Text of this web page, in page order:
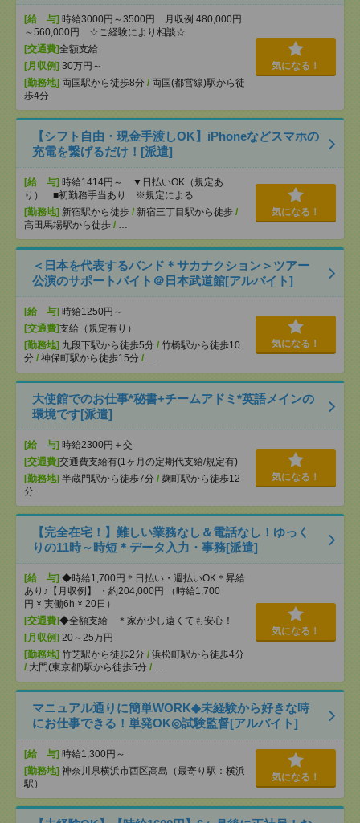
[給 与] 時給3000円～3500円 月収例 480,000円
～560,000円 ☆ご経験により相談☆
[交通費]全額支給
[月収例] 30万円～
[勤務地] 両国駅から徒歩8分 / 両国(都営線)駅から徒
歩4分
気になる！
【シフト自由・現金手渡しOK】iPhoneなどスマホの
充電を繋げるだけ！[派遣]
[給 与] 時給1414円～ ▼日払いOK（規定あ
り） ■初勤務手当あり ※規定による
[勤務地] 新宿駅から徒歩 / 新宿三丁目駅から徒歩 /
高田馬場駅から徒歩 / …
気になる！
＜日本を代表するバンド＊サカナクション＞ツアー
公演のサポートバイト＠日本武道館[アルバイト]
[給 与] 時給1250円～
[交通費]支給（規定有り）
[勤務地] 九段下駅から徒歩5分 / 竹橋駅から徒歩10
分 / 神保町駅から徒歩15分 / …
気になる！
大使館でのお仕事*秘書+チームアドミ*英語メインの
環境です[派遣]
[給 与] 時給2300円＋交
[交通費]交通費支給有(1ヶ月の定期代支給/規定有)
[勤務地] 半蔵門駅から徒歩7分 / 麹町駅から徒歩12
分
気になる！
【完全在宅！】難しい業務なし＆電話なし！ゆっく
りの11時～時短＊データ入力・事務[派遣]
[給 与] ◆時給1,700円＊日払い・週払いOK＊昇給
あり♪【月収例】 ・約204,000円 （時給1,700
円 × 実働6h × 20日）
[交通費]◆全額支給 ＊家が少し遠くても安心！
[月収例] 20～25万円
[勤務地] 竹芝駅から徒歩2分 / 浜松町駅から徒歩4分
/ 大門(東京都)駅から徒歩5分 / …
気になる！
マニュアル通りに簡単WORK◆未経験から好きな時
にお仕事できる！単発OK◎試験監督[アルバイト]
[給 与] 時給1,300円～
[勤務地] 神奈川県横浜市西区高島（最寄り駅：横浜
駅）
気になる！